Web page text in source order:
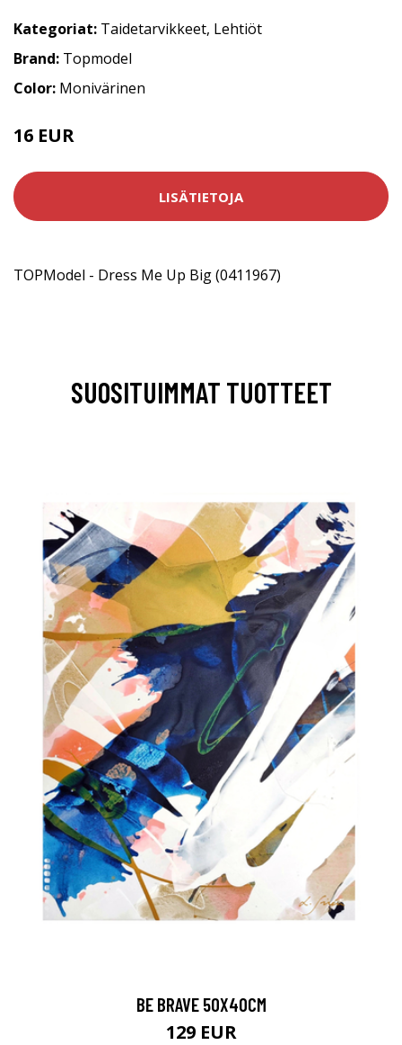
Kategoriat: Taidetarvikkeet, Lehtiöt
Brand: Topmodel
Color: Monivärinen
16 EUR
LISÄTIETOJA
TOPModel - Dress Me Up Big (0411967)
SUOSITUIMMAT TUOTTEET
BE BRAVE 50X40CM
129 EUR